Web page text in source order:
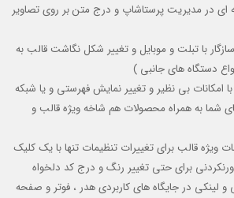
ای در مدیریت پرستاشاپ و درج متن بر روی تصاویر
سازگار با تبلت و موبایل و تغییر شکل نگاشت قالب به
دستگاه های جانبی )
بی نظیر و تغییر نمایش فهرستی و یا شبکه
شما به همراه محصولات هم شاخه ویژه قالب و
ویژه قالب برای تغییرات تنظیمات تنها با یک کلیک
برای حتی تغییر رنگ و درج کد دلخواه
و لینکی در جایگاه های کاربردی هدر ، فوتر و صفحه